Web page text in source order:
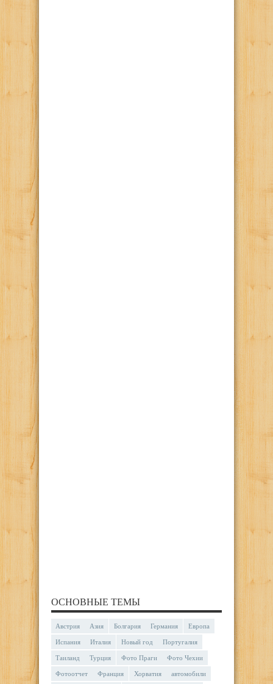
ОСНОВНЫЕ ТЕМЫ
Австрия Азия Болгария Германия Европа
Испания Италия Новый год Португалия
Таиланд Турция Фото Праги Фото Чехии
Фотоотчет Франция Хорватия автомобили